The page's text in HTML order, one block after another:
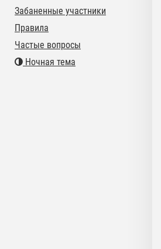
Забаненные участники
Правила
Частые вопросы
Ночная тема